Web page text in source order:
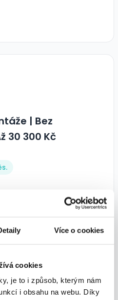
Více o cookies
cookies
je to i způsob, kterým nám
i obsahu na webu. Díky
| Bez
30 300 Kč
práce, 13. a